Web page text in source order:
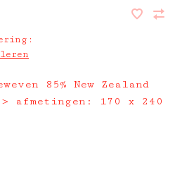
85% New Zealand
afmetingen: 170 x 240